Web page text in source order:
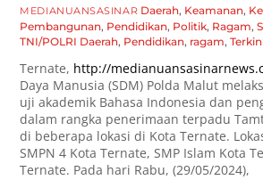
MEDIANUANSASINAR Daerah, Keamanan,
Pembangunan, Pendidikan, Politik, Ragam,
TNI/POLRI Daerah, Pendidikan, ragam,
Ternate, http://
Daya Manusia (SDM) Polda Malut
uji akademik Bahasa Indonesia dan
dalam rangka penerimaan terpadu
di beberapa lokasi di Kota Ternate.
SMPN 4 Kota Ternate, SMP Islam Kota
Ternate. Pada hari Rabu, (29/05/2024),